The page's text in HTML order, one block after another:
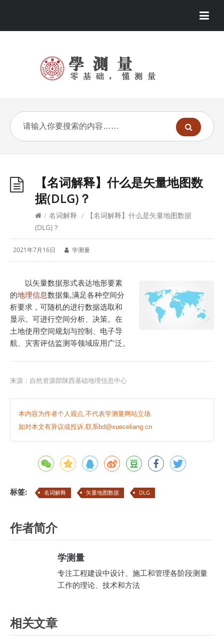
【名词解释】什么是矢量地图数
据(DLG)？
/ 名词解释 /
【名词解释】什么是矢量地图数据
(DLG)？
2021年7月16日 学测量
以矢量数据形式表达地形要素
的地理信息数据集,满足各种空间分
析要求，可随机的进行数据选取和
显示。可进行空间分析、决策。在
土地使用空间规划与控制、电子导
航、灾害评估监测等领域应用广泛。
来源： 自然资源部陕西基础地理信息中心
本内容为作者个人观点,不代表学测量网站立场.
如对本文有异议或投诉,联系bd@xueceliang.cn
标签: 名词解释 矢量地图数据 DLG
作者简介
学测量
专注工程建设中设计、施工和管理各阶段测量
工作的理论、技术和方法
相关文章